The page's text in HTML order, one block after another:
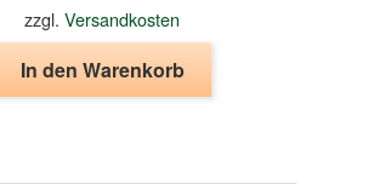
zzgl. Versandkosten
In den Warenkorb